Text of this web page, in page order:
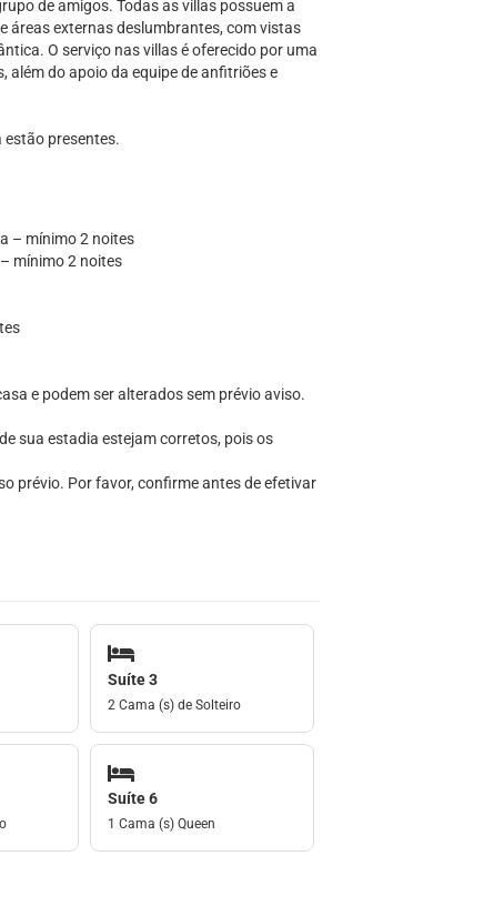
de amigos. Todas as villas possuem a
áreas externas deslumbrantes, com vistas
O serviço nas villas é oferecido por uma
além do apoio da equipe de anfitriões e
estão presentes.
– mínimo 2 noites
mínimo 2 noites
e podem ser alterados sem prévio aviso.
sua estadia estejam corretos, pois os
prévio. Por favor, confirme antes de efetivar
Suíte 3
2 Cama (s) de Solteiro
Suíte 6
1 Cama (s) Queen